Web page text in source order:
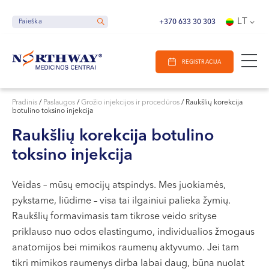
Darbo laikas
Vilnius
S. Žukausko g. 19
Darbo laikas:
I-V 07:30 - 20:30
VI 09:00 - 15:00
Kaunas
Miško g. 25A
Darbo laikas:
I-V 08:00 - 20:00
VI 09:00 - 15:00
Paieška
Paieška +370 633 30 303 LT
REGISTRACIJA
E-Registracija
KAUNE
KLAIPĖDOJE
Pradinis / Paslaugos / Grožio injekcijos ir procedūros / Raukšlių korekcija
botulino toksino injekcija
Raukšlių korekcija botulino
toksino injekcija
Veidas – mūsų emocijų atspindys. Mes juokiamės,
pykstame, liūdime – visa tai ilgainiui palieka žymių.
Raukšlių formavimasis tam tikrose veido srityse
priklauso nuo odos elastingumo, individualios žmogaus
anatomijos bei mimikos raumenų aktyvumo. Jei tam
tikri mimikos raumenys dirba labai daug, būna nuolat